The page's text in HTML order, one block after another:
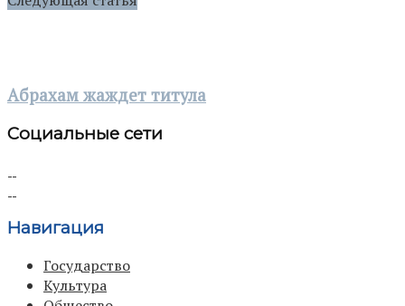
Aбрахам жаждет титула
Социальные сети
Навигация
Государство
Культура